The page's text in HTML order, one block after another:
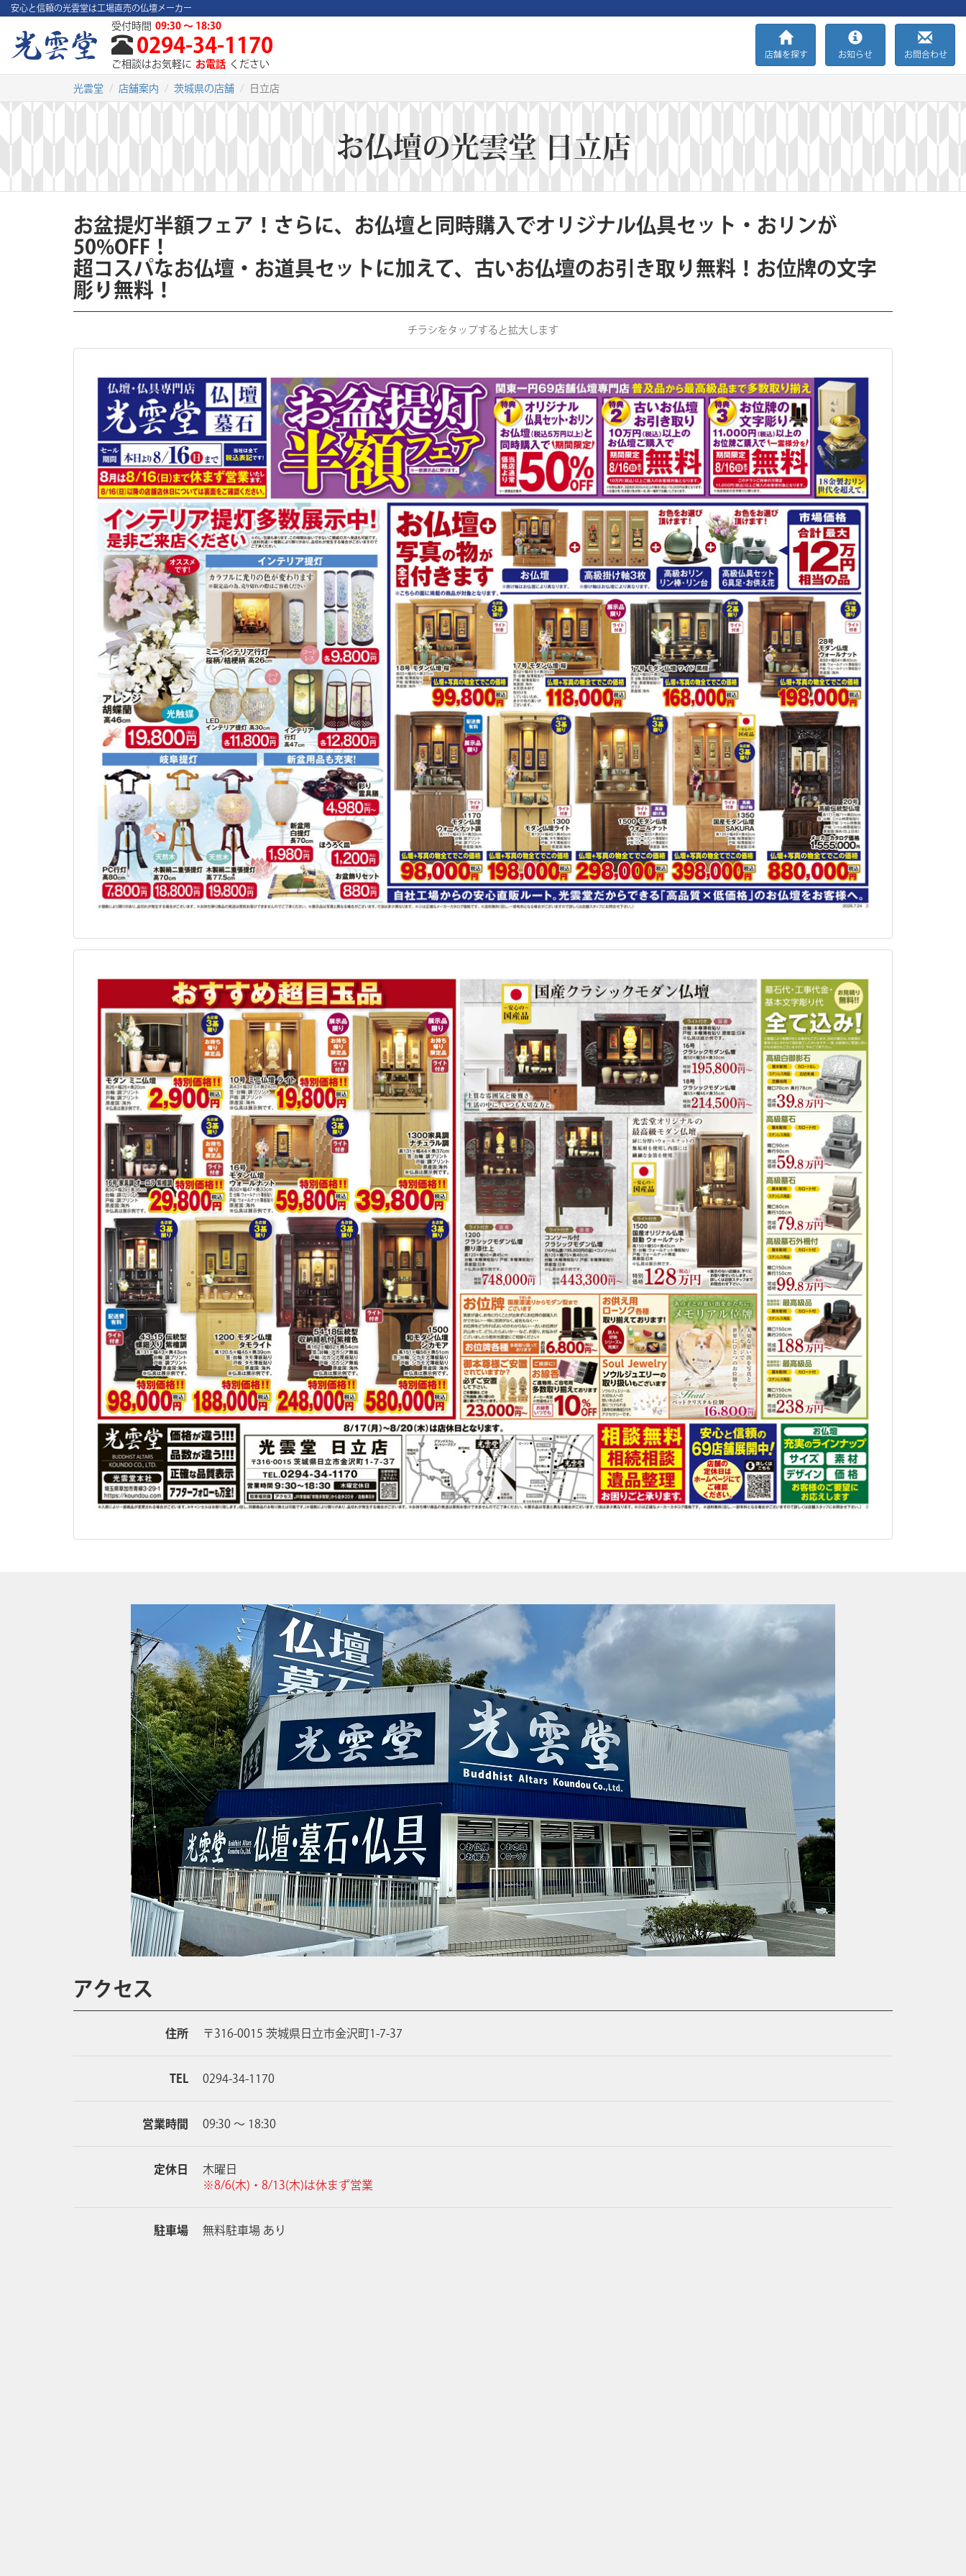
安心と信頼の光雲堂は工場直売の仏壇メーカー
受付時間 09:30 ～ 18:30
0294-34-1170
ご相談はお気軽に お電話 ください
店舗を探す お知らせ お問合わせ
光雲堂 店舗案内 茨城県の店舗 日立店
お仏壇の光雲堂 日立店
お盆提灯半額フェア！さらに、お仏壇と同時購入でオリジナル仏具セット・おリンが
50%OFF！
超コスパなお仏壇・お道具セットに加えて、古いお仏壇のお引き取り無料！お位牌の文字
彫り無料！
チラシをタップすると拡大します
アクセス
住所 〒316-0015 茨城県日立市金沢町1-7-37
TEL 0294-34-1170
営業時間 09:30 ～ 18:30
定休日
木曜日
※8/6(木)・8/13(木)は休まず営業
駐車場 無料駐車場 あり